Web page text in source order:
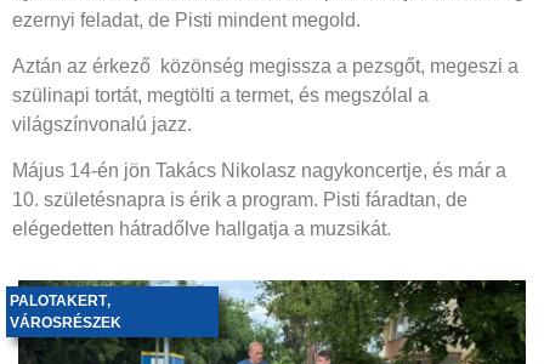
ezernyi feladat, de Pisti mindent megold.
Aztán az érkező közönség megissza a pezsgőt, megeszi a
szülinapi tortát, megtölti a termet, és megszólal a
világszínvonalú jazz.
Május 14-én jön Takács Nikolasz nagykoncertje, és már a
10. születésnapra is érik a program. Pisti fáradtan, de
elégedetten hátradőlve hallgatja a muzsikát.
PALOTAKERT,
VÁROSRÉSZEK